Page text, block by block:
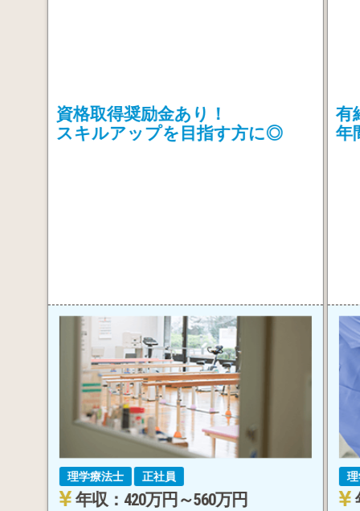
資格取得奨励金あり！
スキルアップを目指す方に◎
理学療法士 正社員
年収：420万円～560万円
有
年